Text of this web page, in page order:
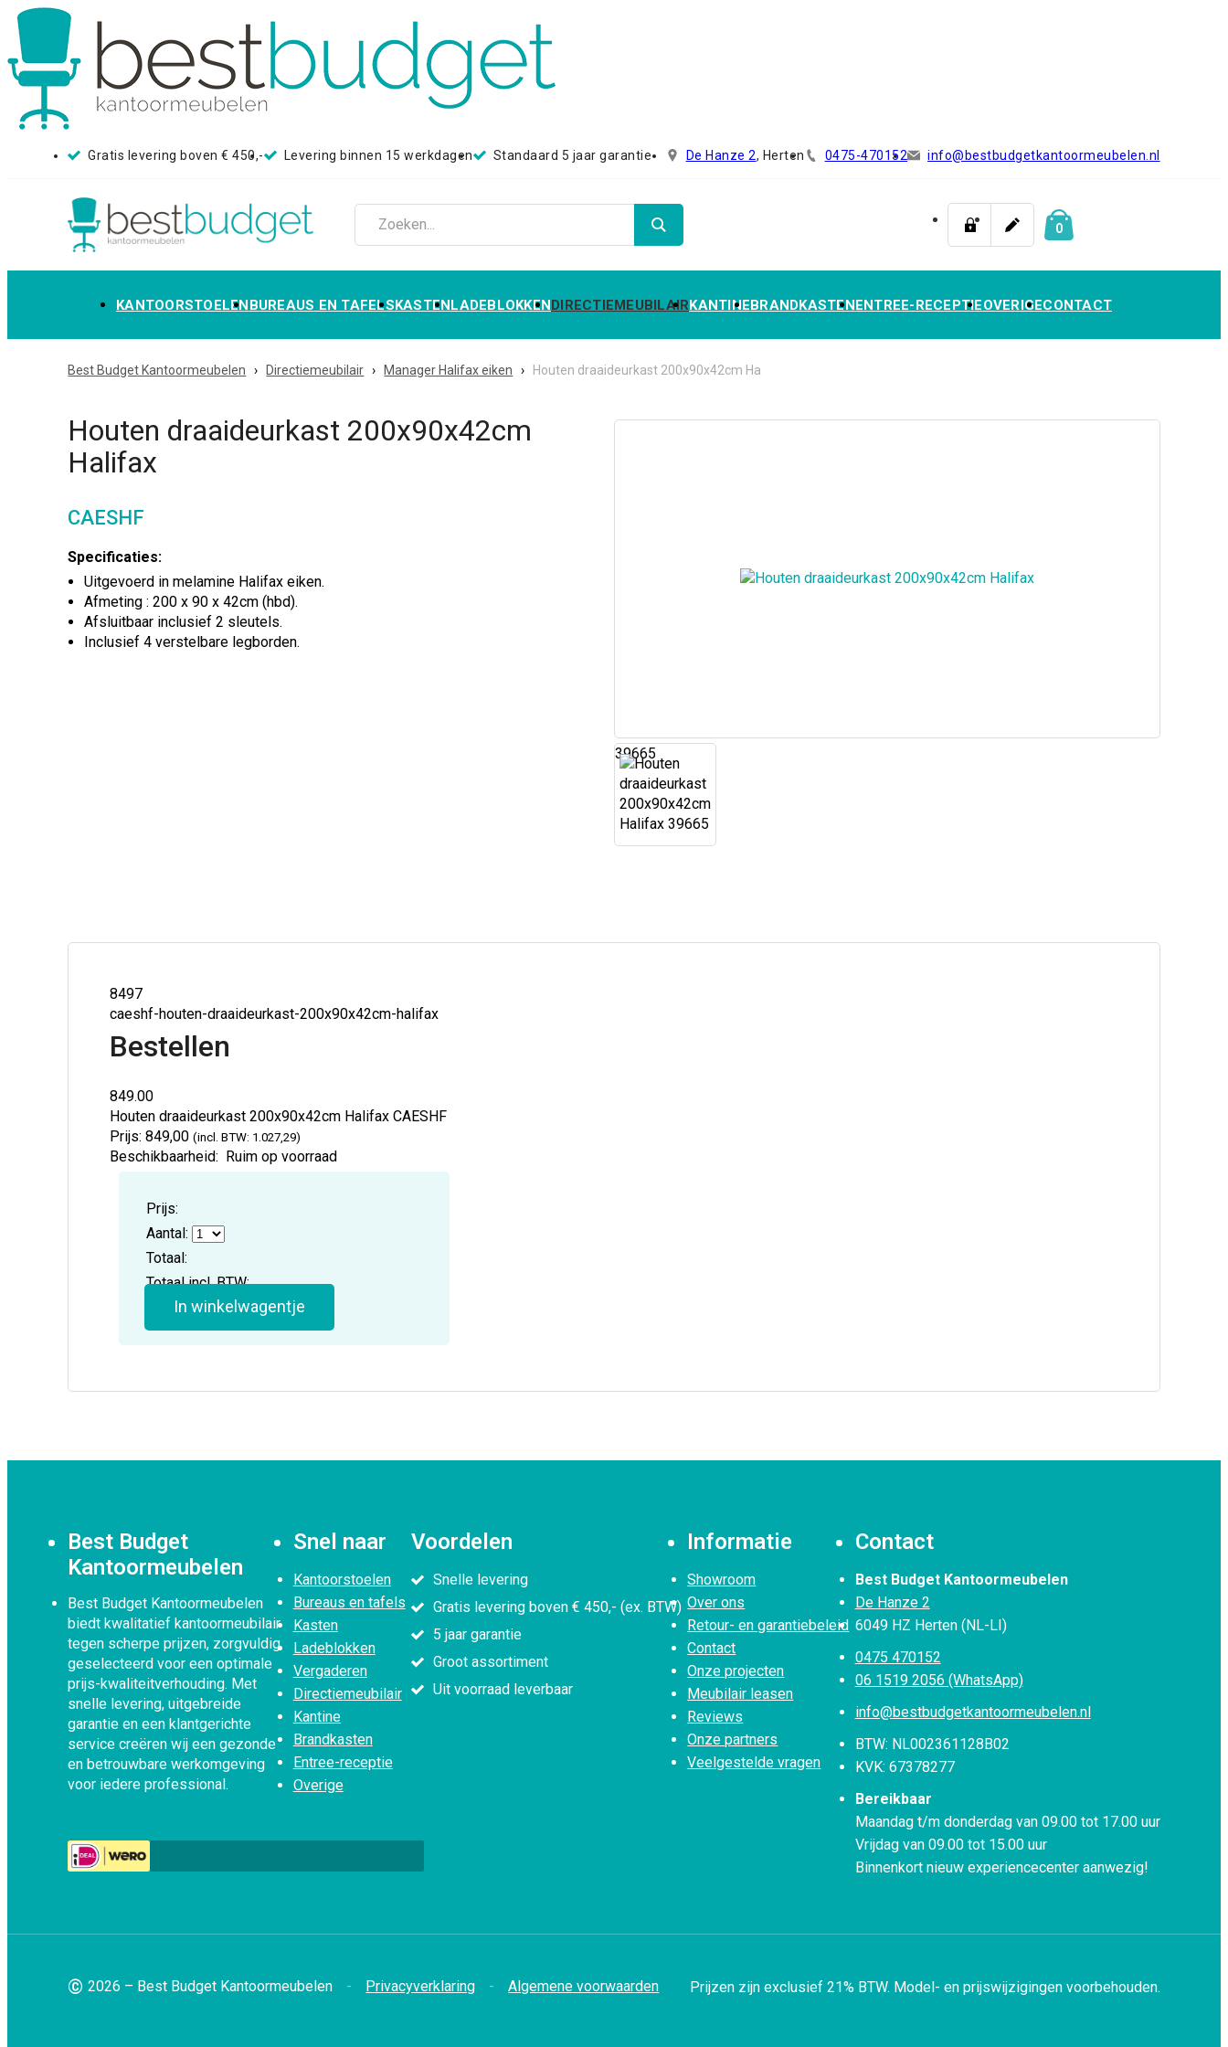
Gratis levering boven € 450,- Levering binnen 15 werkdagen Standaard 5 jaar garantie De Hanze 2, Herten 0475-470152 info@bestbudgetkantoormeubelen.nl
0
KANTOORSTOELENBUREAUS EN TAFELSKASTENLADEBLOKKENDIRECTIEMEUBILAIRKANTINEBRANDKASTENENTREE-RECEPTIEOVERIGECONTACT
Best Budget Kantoormeubelen › Directiemeubilair › Manager Halifax eiken › Houten draaideurkast 200x90x42cm Ha
Houten draaideurkast 200x90x42cm
Halifax
CAESHF
Specificaties:
Uitgevoerd in melamine Halifax eiken.
Afmeting : 200 x 90 x 42cm (hbd).
Afsluitbaar inclusief 2 sleutels.
Inclusief 4 verstelbare legborden.
39665
8497
caeshf-houten-draaideurkast-200x90x42cm-halifax
Bestellen
849.00
Houten draaideurkast 200x90x42cm HalifaxCAESHF
Prijs: 849,00 (incl. BTW: 1.027,29)
Beschikbaarheid: Ruim op voorraad
Prijs:
Aantal:
Totaal:
Totaal incl. BTW:
In winkelwagentje
Best Budget
Kantoormeubelen
Best Budget Kantoormeubelen
biedt kwalitatief kantoormeubilair
tegen scherpe prijzen, zorgvuldig
geselecteerd voor een optimale
prijs-kwaliteitverhouding. Met
snelle levering, uitgebreide
garantie en een klantgerichte
service creëren wij een gezonde
en betrouwbare werkomgeving
voor iedere professional.
Snel naar
Kantoorstoelen
Bureaus en tafels
Kasten
Ladeblokken
Vergaderen
Directiemeubilair
Kantine
Brandkasten
Entree-receptie
Overige
Voordelen
Snelle levering
Gratis levering boven € 450,- (ex. BTW)
5 jaar garantie
Groot assortiment
Uit voorraad leverbaar
Informatie
Showroom
Over ons
Retour- en garantiebeleid
Contact
Onze projecten
Meubilair leasen
Reviews
Onze partners
Veelgestelde vragen
Contact
Best Budget Kantoormeubelen
De Hanze 2
6049 HZ Herten (NL-LI)
0475 470152
06 1519 2056 (WhatsApp)
info@bestbudgetkantoormeubelen.nl
BTW: NL002361128B02
KVK: 67378277
Bereikbaar
Maandag t/m donderdag van 09.00 tot 17.00 uur
Vrijdag van 09.00 tot 15.00 uur
Binnenkort nieuw experiencecenter aanwezig!
© 2026 – Best Budget Kantoormeubelen Privacyverklaring Algemene voorwaarden Prijzen zijn exclusief 21% BTW. Model- en prijswijzigingen voorbehouden.